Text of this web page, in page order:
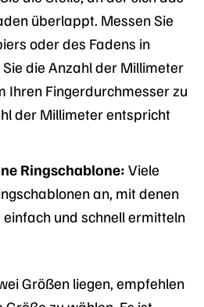
überlappt. Messen Sie
oder des Fadens in
die Anzahl der Millimeter
Ihren Fingerdurchmesser zu
der Millimeter entspricht
Ringschablone: Viele
an, mit denen
einfach und schnell ermitteln
Größen liegen, empfehlen